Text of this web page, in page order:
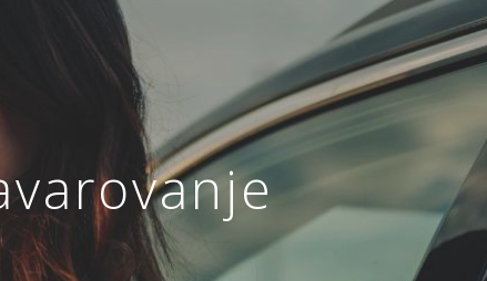
ZAVAROVANJE MALIH